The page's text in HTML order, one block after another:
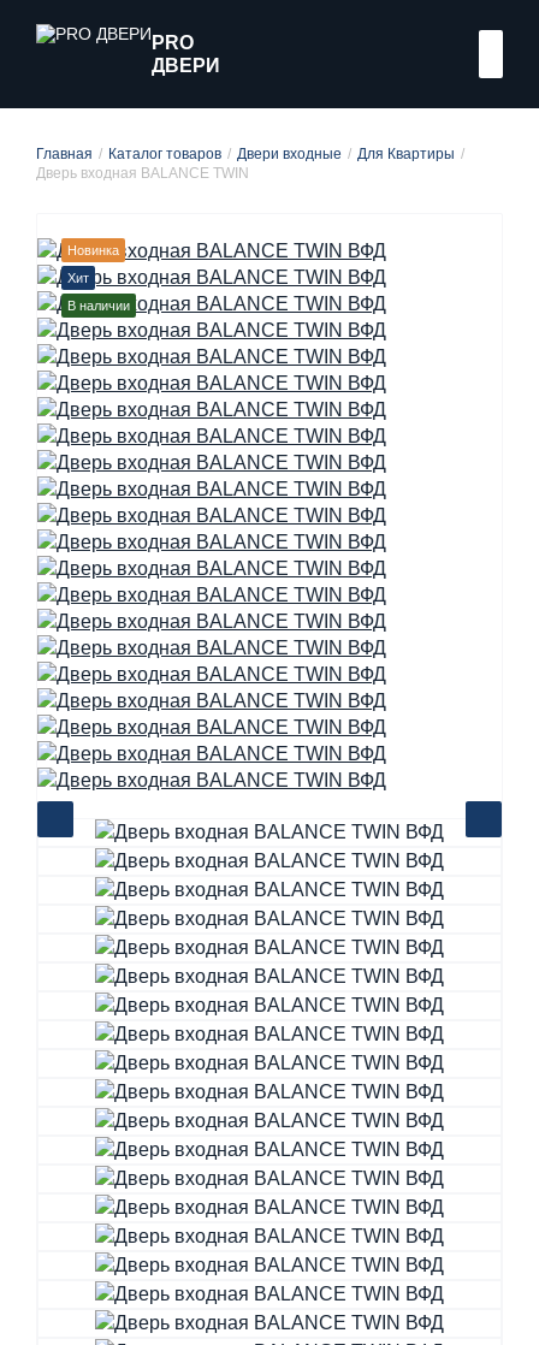
PRO
ДВЕРИ
Главная Каталог товаров Двери входные
Для Квартиры
Дверь входная BALANCE TWIN
Новинка
Хит
В наличии